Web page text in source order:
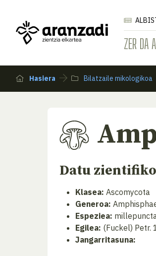
ZER DA
Hasiera Bilatzaile mikologikoa
Datu
Klasea: Ascomycota
Generoa:
Espeziea:
Egilea: (Fuckel) Petr.
Jangarritasuna: